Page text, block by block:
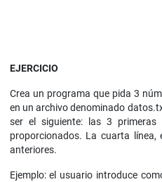
EJERCICIO
Crea un programa que pida 3
en un archivo denominado
ser el siguiente: las 3
proporcionados. La cuarta
anteriores.
Ejemplo: el usuario introduce